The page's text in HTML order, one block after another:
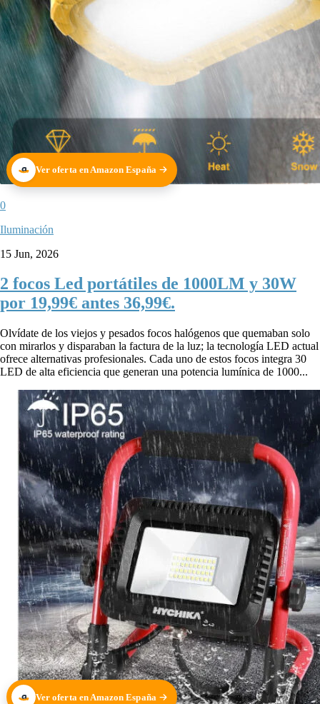
Ver oferta en Amazon España
0
Iluminación
15 Jun, 2026
2 focos Led portátiles de 1000LM y 30W
por 19,99€ antes 36,99€.
Olvídate de los viejos y pesados focos halógenos que quemaban solo
con mirarlos y disparaban la factura de la luz; la tecnología LED actual
ofrece alternativas profesionales. Cada uno de estos focos integra 30
LED de alta eficiencia que generan una potencia lumínica de 1000...
Ver oferta en Amazon España